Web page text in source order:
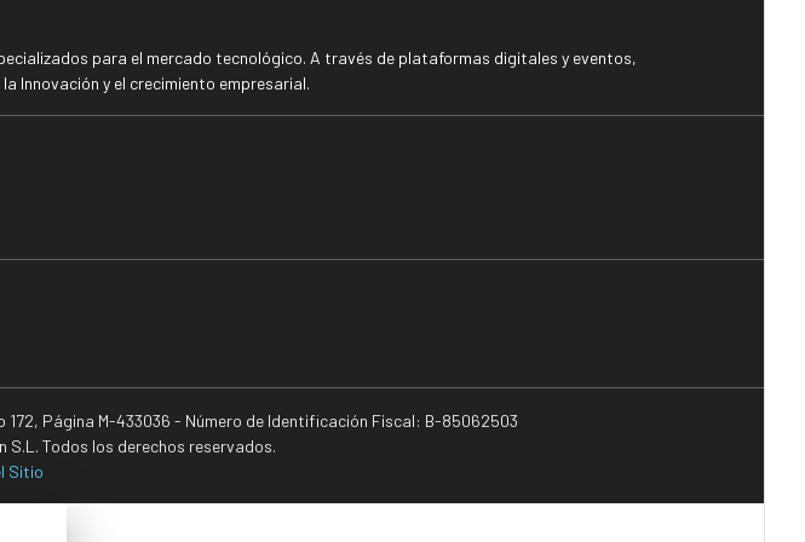
para el mercado tecnológico. A través de plataformas digitales y eventos,
Innovación y el crecimiento empresarial.
172, Página M-433036 - Número de Identificación Fiscal: B-85062503
Todos los derechos reservados.
Sitio